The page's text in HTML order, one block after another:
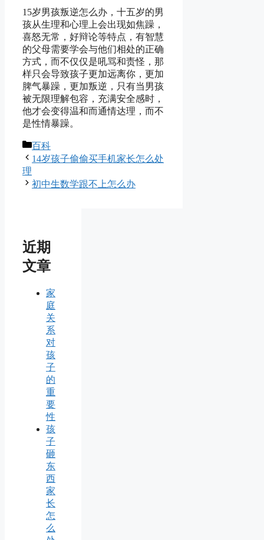
15岁男孩叛逆怎么办，十五岁的男
孩从生理和心理上会出现如焦躁，
喜怒无常，好辩论等特点，有智慧
的父母需要学会与他们相处的正确
方式，而不仅仅是吼骂和责怪，那
样只会导致孩子更加远离你，更加
脾气暴躁，更加叛逆，只有当男孩
被无限理解包容，充满安全感时，
他才会变得温和而通情达理，而不
是性情暴躁。
分
类
百科
14岁孩子偷偷买手机家长怎么处
理
初中生数学跟不上怎么办
近期
文章
家
庭
关
系
对
孩
子
的
重
要
性
孩
子
砸
东
西
家
长
怎
么